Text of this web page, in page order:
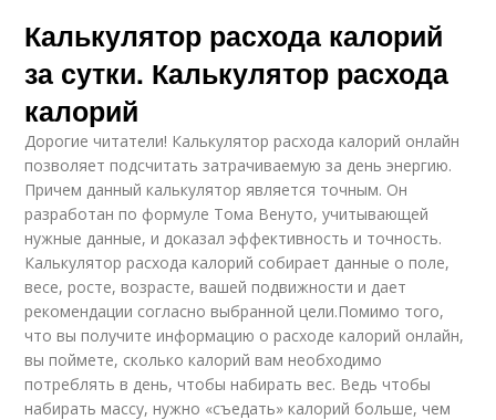
Калькулятор расхода калорий
за сутки. Калькулятор расхода
калорий
Дорогие читатели! Калькулятор расхода калорий онлайн
позволяет подсчитать затрачиваемую за день энергию.
Причем данный калькулятор является точным. Он
разработан по формуле Тома Венуто, учитывающей
нужные данные, и доказал эффективность и точность.
Калькулятор расхода калорий собирает данные о поле,
весе, росте, возрасте, вашей подвижности и дает
рекомендации согласно выбранной цели.Помимо того,
что вы получите информацию о расходе калорий онлайн,
вы поймете, сколько калорий вам необходимо
потреблять в день, чтобы набирать вес. Ведь чтобы
набирать массу, нужно «съедать» калорий больше, чем